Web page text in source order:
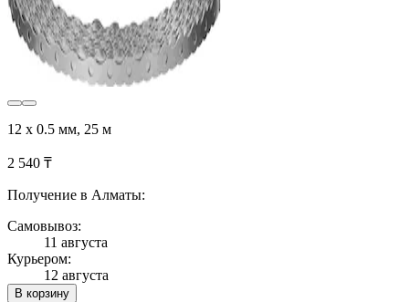
12 x 0.5 мм, 25 м
2 540 ₸
Получение в Алматы:
Самовывоз:
11 августа
Курьером:
12 августа
В корзину